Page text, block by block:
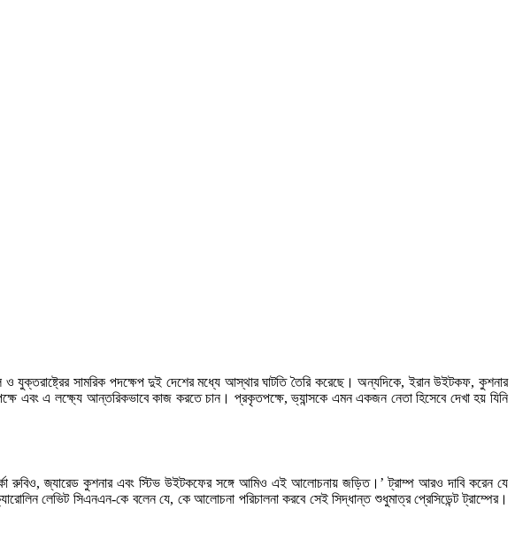
সামরিক পদক্ষেপ দুই দেশের মধ্যে আস্থার ঘাটতি তৈরি করেছে। অন্যদিকে, ইরান উইটকফ, কুশনার
এবং এ লক্ষ্যে আন্তরিকভাবে কাজ করতে চান। প্রকৃতপক্ষে, ভ্যান্সকে এমন একজন নেতা হিসেবে দেখা হয় যিনি
রুবিও, জ্যারেড কুশনার এবং স্টিভ উইটকফের সঙ্গে আমিও এই আলোচনায় জড়িত।’ ট্রাম্প আরও দাবি করেন যে
লেভিট সিএনএন-কে বলেন যে, কে আলোচনা পরিচালনা করবে সেই সিদ্ধান্ত শুধুমাত্র প্রেসিডেন্ট ট্রাম্পের।